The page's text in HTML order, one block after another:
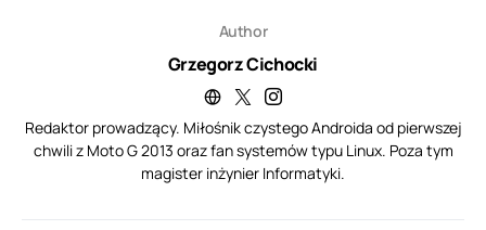
Author
Grzegorz Cichocki
Redaktor prowadzący. Miłośnik czystego Androida od pierwszej
chwili z Moto G 2013 oraz fan systemów typu Linux. Poza tym
magister inżynier Informatyki.